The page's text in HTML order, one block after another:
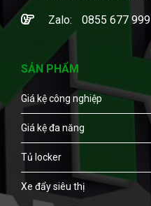
Zalo: 0855 677 999
SẢN PHẨM
Giá kệ công nghiệp
Giá kệ đa năng
Tủ locker
Xe đẩy siêu thị